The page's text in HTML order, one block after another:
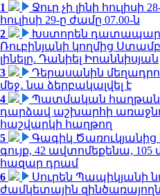
1
Ջուր չի լինի հուլիսի
հուլիսի 29-ը ժամը 07.00-ն
2
Խստորեն
Ռուբինյանի կողմից
լինելը. Դանիել Իոաննիսյան
3
Դերասանին
մեջ․ նա ձերբակալվել է
4
Պատմական
դարձավ աշխարհի
հաշվարկի հաղթող
5
Գագիկ
գույք, 42 ավտոմեքենա, 105
հազար դրամ
6
Սուրեն Պապիկյանի
ժամկետային